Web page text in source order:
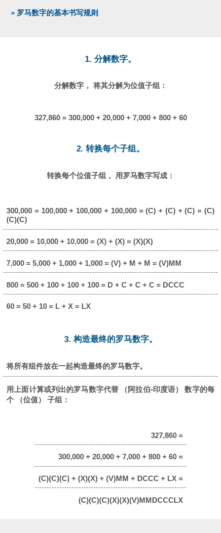
» 罗马数字的基本书写规则
1. 分解数字。
分解数字， 将其分解为位值子组：
327,860 = 300,000 + 20,000 + 7,000 + 800 + 60
2. 转换每个子组。
转换每个位值子组， 用罗马数字写成：
300,000 = 100,000 + 100,000 + 100,000 = (C) + (C) + (C) = (C)
(C)(C)
20,000 = 10,000 + 10,000 = (X) + (X) = (X)(X)
7,000 = 5,000 + 1,000 + 1,000 = (V) + M + M = (V)MM
800 = 500 + 100 + 100 + 100 = D + C + C + C = DCCC
60 = 50 + 10 = L + X = LX
3. 构造最终的罗马数字。
将所有组件放在一起构造最终的罗马数字。
用上面计算或列出的罗马数字代替 （阿拉伯-印度语） 数字的每
个 （位值） 子组：
327,860 =
300,000 + 20,000 + 7,000 + 800 + 60 =
(C)(C)(C) + (X)(X) + (V)MM + DCCC + LX =
(C)(C)(C)(X)(X)(V)MMDCCCLX